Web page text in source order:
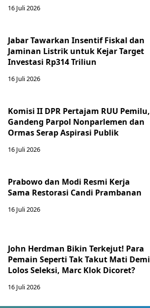
16 Juli 2026
Jabar Tawarkan Insentif Fiskal dan
Jaminan Listrik untuk Kejar Target
Investasi Rp314 Triliun
16 Juli 2026
Komisi II DPR Pertajam RUU Pemilu,
Gandeng Parpol Nonparlemen dan
Ormas Serap Aspirasi Publik
16 Juli 2026
Prabowo dan Modi Resmi Kerja
Sama Restorasi Candi Prambanan
16 Juli 2026
John Herdman Bikin Terkejut! Para
Pemain Seperti Tak Takut Mati Demi
Lolos Seleksi, Marc Klok Dicoret?
16 Juli 2026